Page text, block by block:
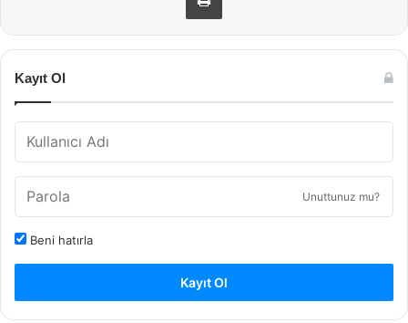
Kayıt Ol
Unuttunuz mu?
Beni hatırla
Kayıt Ol